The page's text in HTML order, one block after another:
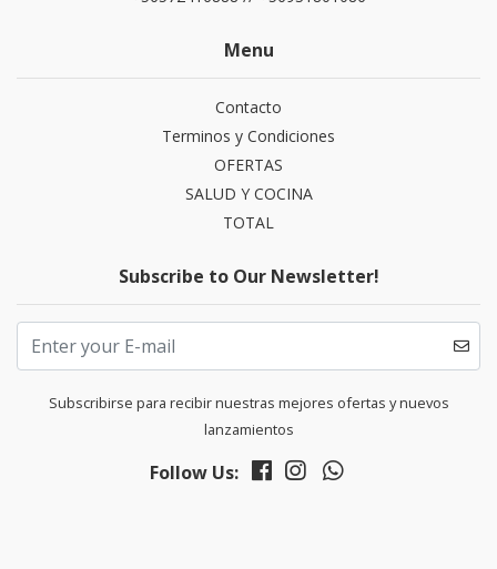
Menu
Contacto
Terminos y Condiciones
OFERTAS
SALUD Y COCINA
TOTAL
Subscribe to Our Newsletter!
Subscribirse para recibir nuestras mejores ofertas y nuevos
lanzamientos
Follow Us: